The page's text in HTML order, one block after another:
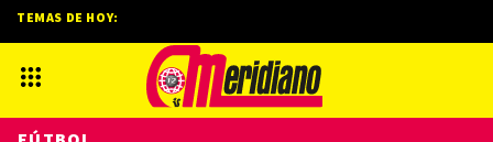
TEMAS DE HOY: